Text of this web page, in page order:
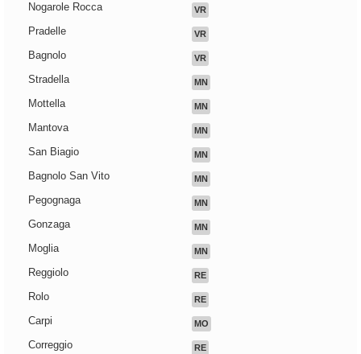
Nogarole Rocca VR
Pradelle VR
Bagnolo VR
Stradella MN
Mottella MN
Mantova MN
San Biagio MN
Bagnolo San Vito MN
Pegognaga MN
Gonzaga MN
Moglia MN
Reggiolo RE
Rolo RE
Carpi MO
Correggio RE